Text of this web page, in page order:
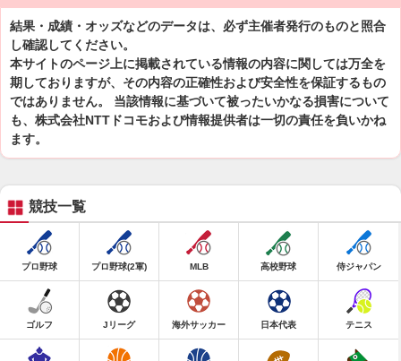
結果・成績・オッズなどのデータは、必ず主催者発行のものと照合
し確認してください。
本サイトのページ上に掲載されている情報の内容に関しては万全を
期しておりますが、その内容の正確性および安全性を保証するもの
ではありません。 当該情報に基づいて被ったいかなる損害について
も、株式会社NTTドコモおよび情報提供者は一切の責任を負いかね
ます。
競技一覧
プロ野球 プロ野球(2軍) MLB 高校野球 侍ジャパン
ゴルフ Jリーグ 海外サッカー 日本代表 テニス